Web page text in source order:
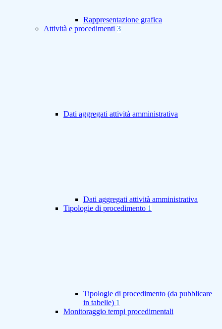
Rappresentazione grafica
Attività e procedimenti 3
Dati aggregati attività amministrativa
Dati aggregati attività amministrativa
Tipologie di procedimento 1
Tipologie di procedimento (da pubblicare
in tabelle) 1
Monitoraggio tempi procedimentali